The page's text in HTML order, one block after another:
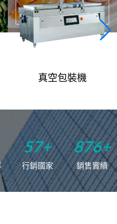
真空包裝機
66+
行銷國家
999+
銷售實績